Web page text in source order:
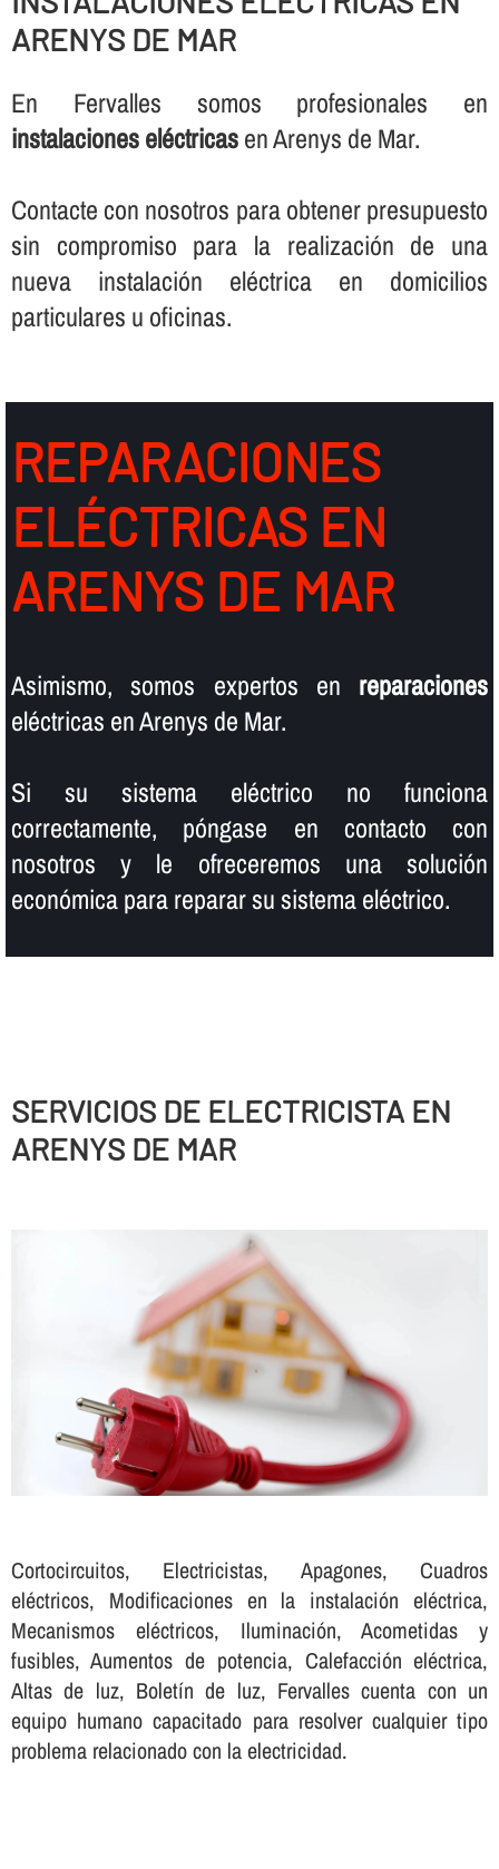
ARENYS DE MAR
En Fervalles somos profesionales en
instalaciones eléctricasen Arenys de Mar.
Contacte con nosotros para obtener presupuesto
sin compromiso para la realización de una
nueva instalación eléctrica en domicilios
particulares u oficinas.
REPARACIONES
ELÉCTRICAS EN
ARENYS DE MAR
Asimismo, somos expertos en reparaciones
eléctricas en Arenys de Mar.
Si su sistema eléctrico no funciona
correctamente, póngase en contacto con
nosotros y le ofreceremos una solución
económica para reparar su sistema eléctrico.
SERVICIOS DE ELECTRICISTA EN
ARENYS DE MAR
Cortocircuitos, Electricistas, Apagones, Cuadros
eléctricos, Modificaciones en la instalación eléctrica,
Mecanismos eléctricos, Iluminación, Acometidas y
fusibles, Aumentos de potencia, Calefacción eléctrica,
Altas de luz, Boletí­n de luz, Fervalles cuenta con un
equipo humano capacitado para resolver cualquier tipo
problema relacionado con la electricidad.